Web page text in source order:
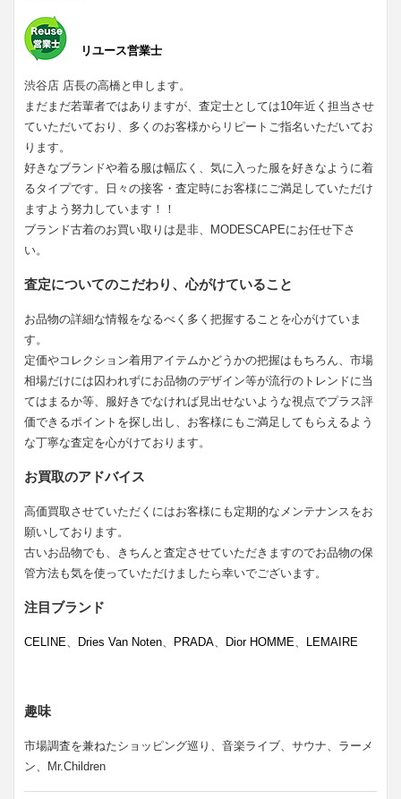
リユース営業士
渋谷店 店長の高橋と申します。
まだまだ若輩者ではありますが、査定士としては10年近く担当させ
ていただいており、多くのお客様からリピートご指名いただいてお
ります。
好きなブランドや着る服は幅広く、気に入った服を好きなように着
るタイプです。日々の接客・査定時にお客様にご満足していただけ
ますよう努力しています！！
ブランド古着のお買い取りは是非、MODESCAPEにお任せ下さ
い。
査定についてのこだわり、心がけていること
お品物の詳細な情報をなるべく多く把握することを心がけていま
す。
定価やコレクション着用アイテムかどうかの把握はもちろん、市場
相場だけには囚われずにお品物のデザイン等が流行のトレンドに当
てはまるか等、服好きでなければ見出せないような視点でプラス評
価できるポイントを探し出し、お客様にもご満足してもらえるよう
な丁寧な査定を心がけております。
お買取のアドバイス
高価買取させていただくにはお客様にも定期的なメンテナンスをお
願いしております。
古いお品物でも、きちんと査定させていただきますのでお品物の保
管方法も気を使っていただけましたら幸いでございます。
注目ブランド
CELINE、 Dries Van Noten、 PRADA、 Dior HOMME、 LEMAIRE
趣味
市場調査を兼ねたショッピング巡り、音楽ライブ、サウナ、ラーメ
ン、Mr.Children